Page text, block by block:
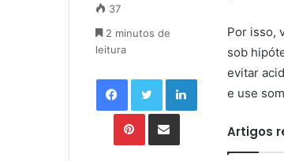
Por isso,
sob
evitar
e use
Artigos
37
2 minutos de
leitura
FacebookTwitterLinkedin
PinterestCompartilhar via e-mail